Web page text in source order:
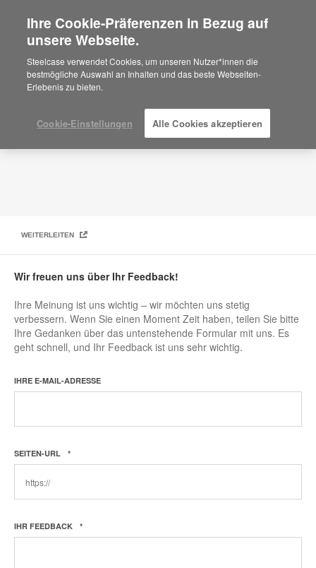
Are you in United States?
Would you like to see Products we sell in
your region?
Americas
Español
Feedback zur Webseite
WEITERLEITEN
Wir freuen uns über Ihr Feedback!
Ihre Meinung ist uns wichtig – wir möchten uns stetig
verbessern. Wenn Sie einen Moment Zeit haben, teilen Sie bitte
Ihre Gedanken über das untenstehende Formular mit uns. Es
geht schnell, und Ihr Feedback ist uns sehr wichtig.
IHRE E-MAIL-ADRESSE
SEITEN-URL *
IHR FEEDBACK *
Ihre Cookie-Präferenzen in Bezug auf
unsere Webseite.
Steelcase verwendet Cookies, um unseren Nutzer*innen die
bestmögliche Auswahl an Inhalten und das beste Webseiten-
Erlebenis zu bieten.
Cookie-Einstellungen Alle Cookies akzeptieren